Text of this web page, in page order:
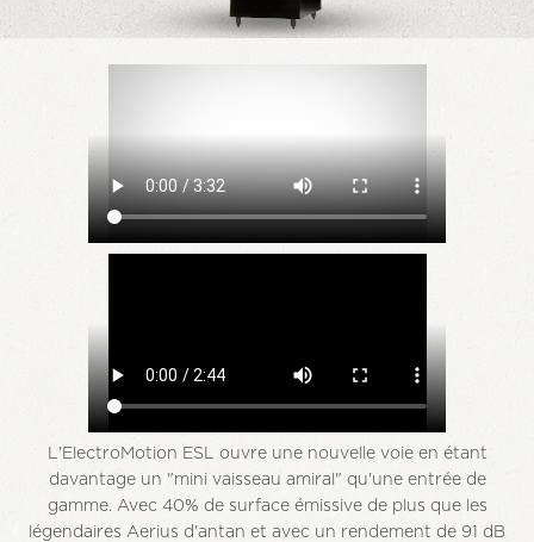
L'ElectroMotion ESL ouvre une nouvelle voie en étant
davantage un "mini vaisseau amiral" qu'une entrée de
gamme. Avec 40% de surface émissive de plus que les
légendaires Aerius d'antan et avec un rendement de 91 dB